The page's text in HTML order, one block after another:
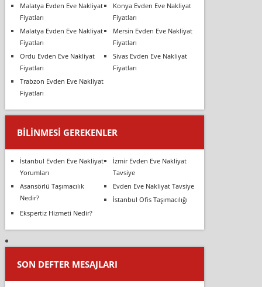
Malatya Evden Eve Nakliyat
Fiyatları
Konya Evden Eve Nakliyat
Fiyatları
Malatya Evden Eve Nakliyat
Fiyatları
Mersin Evden Eve Nakliyat
Fiyatları
Ordu Evden Eve Nakliyat
Fiyatları
Sivas Evden Eve Nakliyat
Fiyatları
Trabzon Evden Eve Nakliyat
Fiyatları
BILINMESI GEREKENLER
İstanbul Evden Eve Nakliyat
Yorumları
İzmir Evden Eve Nakliyat
Tavsiye
Asansörlü Taşımacılık
Nedir?
Evden Eve Nakliyat Tavsiye
İstanbul Ofis Taşımacılığı
Ekspertiz Hizmeti Nedir?
SON DEFTER MESAJLARI